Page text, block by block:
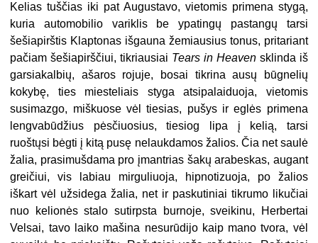
Kelias tuščias iki pat Augustavo, vietomis primena stygą,
kuria automobilio variklis be ypatingų pastangų tarsi
šešiapirštis Klaptonas išgauna žemiausius tonus, pritariant
pačiam šešiapirščiui, tikriausiai Tears in Heavensklinda iš
garsiakalbių, ašaros rojuje, bosai tikrina ausų būgnelių
kokybę, ties miesteliais styga atsipalaiduoja, vietomis
susimazgo, miškuose vėl tiesias, pušys ir eglės primena
lengvabūdžius pėsčiuosius, tiesiog lipa į kelią, tarsi
ruoštųsi bėgti į kitą pusę nelaukdamos žalios. Čia net saulė
žalia, prasimušdama pro įmantrias šakų arabeskas, augant
greičiui, vis labiau mirguliuoja, hipnotizuoja, po žalios
iškart vėl užsidega žalia, net ir paskutiniai tikrumo likučiai
nuo kelionės stalo sutirpsta burnoje, sveikinu, Herbertai
Velsai, tavo laiko mašina nesurūdijo kaip mano tvora, vėl